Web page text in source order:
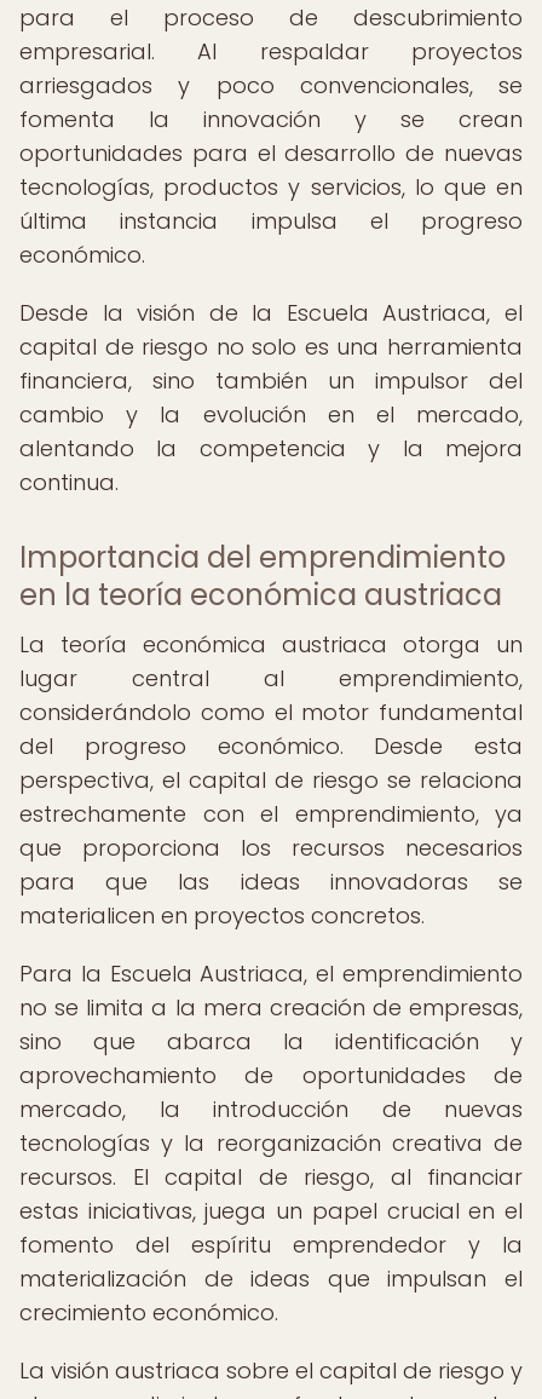
para el proceso de descubrimiento
empresarial. Al respaldar proyectos
arriesgados y poco convencionales, se
fomenta la innovación y se crean
oportunidades para el desarrollo de nuevas
tecnologías, productos y servicios, lo que en
última instancia impulsa el progreso
económico.
Desde la visión de la Escuela Austriaca, el
capital de riesgo no solo es una herramienta
financiera, sino también un impulsor del
cambio y la evolución en el mercado,
alentando la competencia y la mejora
continua.
Importancia del emprendimiento
en la teoría económica austriaca
La teoría económica austriaca otorga un
lugar central al emprendimiento,
considerándolo como el motor fundamental
del progreso económico. Desde esta
perspectiva, el capital de riesgo se relaciona
estrechamente con el emprendimiento, ya
que proporciona los recursos necesarios
para que las ideas innovadoras se
materialicen en proyectos concretos.
Para la Escuela Austriaca, el emprendimiento
no se limita a la mera creación de empresas,
sino que abarca la identificación y
aprovechamiento de oportunidades de
mercado, la introducción de nuevas
tecnologías y la reorganización creativa de
recursos. El capital de riesgo, al financiar
estas iniciativas, juega un papel crucial en el
fomento del espíritu emprendedor y la
materialización de ideas que impulsan el
crecimiento económico.
La visión austriaca sobre el capital de riesgo y